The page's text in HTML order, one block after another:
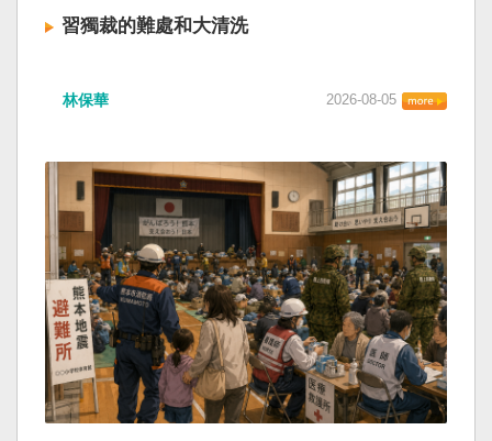
習獨裁的難處和大清洗
林保華 2026-08-05